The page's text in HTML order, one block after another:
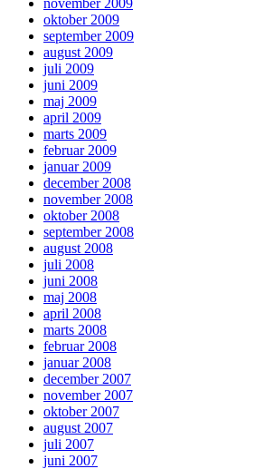
oktober 2009
september 2009
august 2009
juli 2009
juni 2009
maj 2009
april 2009
marts 2009
februar 2009
januar 2009
december 2008
november 2008
oktober 2008
september 2008
august 2008
juli 2008
juni 2008
maj 2008
april 2008
marts 2008
februar 2008
januar 2008
december 2007
november 2007
oktober 2007
august 2007
juli 2007
juni 2007